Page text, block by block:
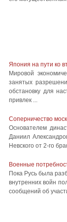
Япония на пути ко
Мировой
занятых
обстановку для
привлек ...
Соперничество
Основателем
Даниил
Невского от 2-го
Военные
Пока Русь была
внутренних войн
сообщений об